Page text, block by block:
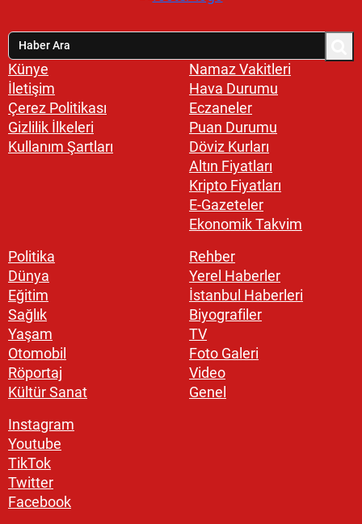
Künye
İletişim
Çerez Politikası
Gizlilik İlkeleri
Kullanım Şartları
Namaz Vakitleri
Hava Durumu
Eczaneler
Puan Durumu
Döviz Kurları
Altın Fiyatları
Kripto Fiyatları
E-Gazeteler
Ekonomik Takvim
Politika
Dünya
Eğitim
Sağlık
Yaşam
Otomobil
Röportaj
Kültür Sanat
Rehber
Yerel Haberler
İstanbul Haberleri
Biyografiler
TV
Foto Galeri
Video
Genel
Instagram
Youtube
TikTok
Twitter
Facebook